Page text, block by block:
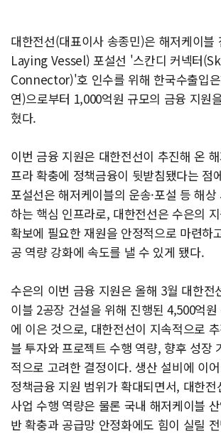
대한전선(대표이사 송종민)은 해저케이블
Laying Vessel) 포설선 '스칸디 커넥터
Connector)'호 인수를 위해 한국수출입
연)으로부터 1,000억원 규모의 금융 지원
혔다.
이번 금융 지원은 대한전선이 추진해 온
프라 확충에 정책금융이 뒷받침됐다는 점
포설선은 해저케이블의 운송·포설 등 해
하는 핵심 인프라로, 대한전선은 수은의
확보에 필요한 재원을 안정적으로 마련하
공 역량 강화에 속도를 낼 수 있게 됐다.
수은의 이번 금융 지원은 올해 3월 대한전
이블 2공장 건설을 위해 진행된 4,500억
에 이은 것으로, 대한전선이 지속적으로
블 투자와 프로젝트 수행 역량, 향후 성장
적으로 고려한 결정이다. 생산 설비에 이
정책금융 지원 범위가 확대되면서, 대한전
사업 수행 역량은 물론 국내 해저케이블
반 확충과 공급망 안정화에도 힘이 실릴